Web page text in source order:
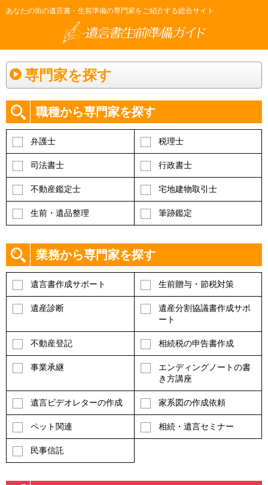
あなたの街の遺言書・生前準備の専門家をご紹介する総合サイト
専門家を探す
職種から専門家を探す
弁護士 税理士
司法書士 行政書士
不動産鑑定士 宅地建物取引士
生前・遺品整理 筆跡鑑定
業務から専門家を探す
遺言書作成サポート 生前贈与・節税対策
遺産診断
遺産分割協議書作成サポ
ート
不動産登記 相続税の申告書作成
事業承継
エンディングノートの書
き方講座
遺言ビデオレターの作成 家系図の作成依頼
ペット関連 相続・遺言セミナー
民事信託